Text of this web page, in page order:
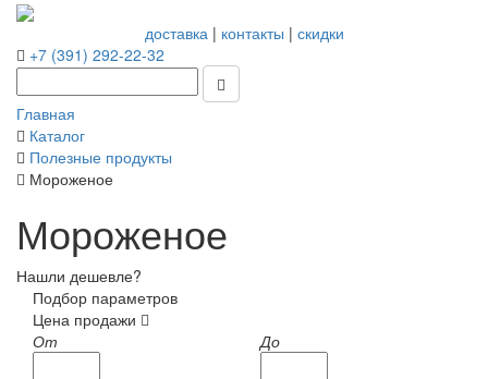
доставка| контакты | скидки
+7 (391) 292-22-32
Главная
Каталог
Полезные продукты
Мороженое
Мороженое
Нашли дешевле?
Подбор параметров
Цена продажи
От
До